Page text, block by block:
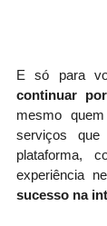
E só para
continuar
mesmo
serviços
plataforma,
experiência
sucesso na